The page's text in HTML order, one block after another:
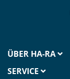
ÜBER HA-RA
SERVICE